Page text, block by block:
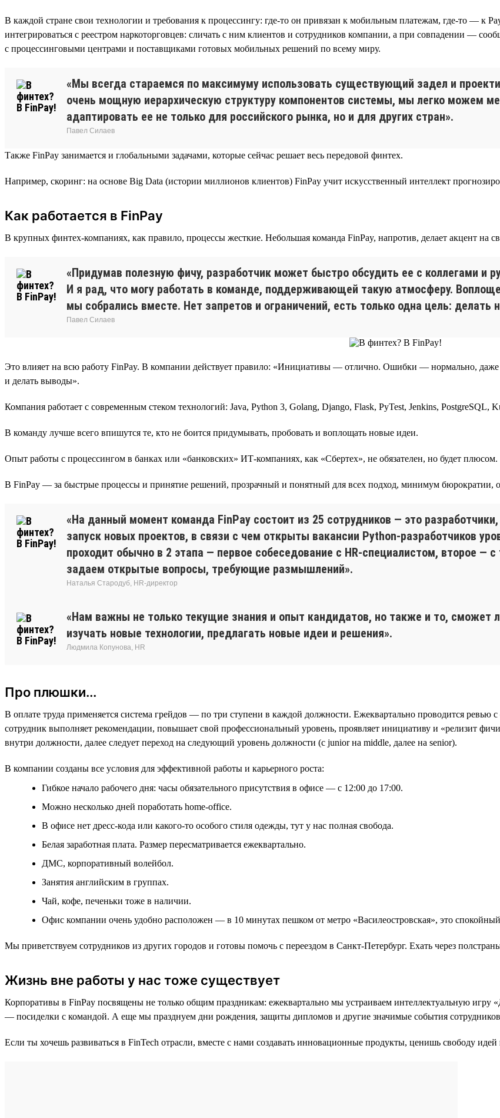
В каждой стране свои технологии и требования к процессингу: где-то он привязан к мобильным платежам, где-то — к
интегрироваться с реестром наркоторговцев: сличать с ним клиентов и сотрудников компании, а при совпадении —
с процессинговыми центрами и поставщиками готовых мобильных решений по всему миру.
«Мы всегда стараемся по максимуму использовать существующий задел и
очень мощную иерархическую структуру компонентов системы, мы легко можем
адаптировать ее не только для российского рынка, но и для других стран».
Павел Силаев
Также FinPay занимается и глобальными задачами, которые сейчас решает весь передовой финтех.
Например, скоринг: на основе Big Data (истории миллионов клиентов) FinPay учит искусственный интеллект
Как работается в FinPay
В крупных финтех-компаниях, как правило, процессы жесткие. Небольшая команда FinPay, напротив, делает акцент на
«Придумав полезную фичу, разработчик может быстро обсудить ее с коллегами и
И я рад, что могу работать в команде, поддерживающей такую атмосферу.
мы собрались вместе. Нет запретов и ограничений, есть только одна цель:
Павел Силаев
Это влияет на всю работу FinPay. В компании действует правило: «Инициативы — отлично. Ошибки — нормально, даже
и делать выводы».
Компания работает с современным стеком технологий: Java, Python 3, Golang, Django, Flask, PyTest, Jenkins, PostgreSQL,
В команду лучше всего впишутся те, кто не боится придумывать, пробовать и воплощать новые идеи.
Опыт работы с процессингом в банках или «банковских» ИТ-компаниях, как «Сбертех», не обязателен, но будет плюсом.
В FinPay — за быстрые процессы и принятие решений, прозрачный и понятный для всех подход, минимум бюрократии,
«На данный момент команда FinPay состоит из 25 сотрудников — это
запуск новых проектов, в связи с чем открыты вакансии Python-разработчиков
проходит обычно в 2 этапа — первое собеседование с HR-специалистом, второе
задаем открытые вопросы, требующие размышлений».
Наталья Стародуб, HR-директор
«Нам важны не только текущие знания и опыт кандидатов, но также и то, сможет
изучать новые технологии, предлагать новые идеи и решения».
Людмила Копунова, HR
Про плюшки...
В оплате труда применяется система грейдов — по три ступени в каждой должности. Ежеквартально проводится ревью
сотрудник выполняет рекомендации, повышает свой профессиональный уровень, проявляет инициативу и «релизит
внутри должности, далее следует переход на следующий уровень должности (с junior на middle, далее на senior).
В компании созданы все условия для эффективной работы и карьерного роста:
Гибкое начало рабочего дня: часы обязательного присутствия в офисе — с 12:00 до 17:00.
Можно несколько дней поработать home-office.
В офисе нет дресс-кода или какого-то особого стиля одежды, тут у нас полная свобода.
Белая заработная плата. Размер пересматривается ежеквартально.
ДМС, корпоративный волейбол.
Занятия английским в группах.
Чай, кофе, печеньки тоже в наличии.
Офис компании очень удобно расположен — в 10 минутах пешком от метро «Василеостровская», это
Мы приветствуем сотрудников из других городов и готовы помочь с переездом в Санкт-Петербург. Ехать через
Жизнь вне работы у нас тоже существует
Корпоративы в FinPay посвящены не только общим праздникам: ежеквартально мы устраиваем интеллектуальную
— посиделки с командой. А еще мы празднуем дни рождения, защиты дипломов и другие значимые события
Если ты хочешь развиваться в FinTech отрасли, вместе с нами создавать инновационные продукты, ценишь свободу